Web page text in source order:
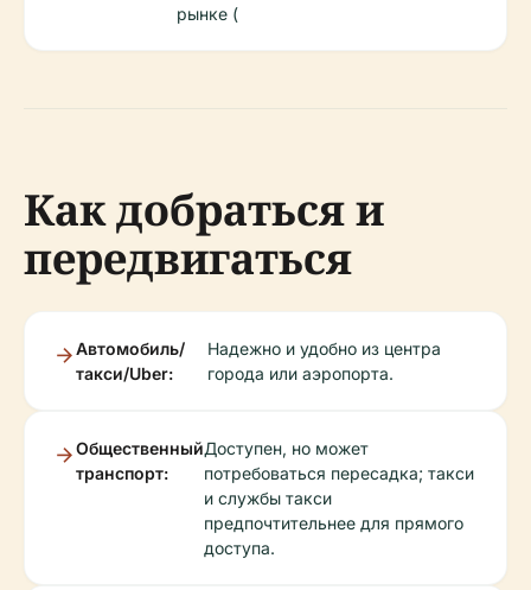
рынке (
Как добраться и
передвигаться
Автомобиль/
такси/Uber:
Надежно и удобно из центра
города или аэропорта.
Общественный
транспорт:
Доступен, но может
потребоваться пересадка; такси
и службы такси
предпочтительнее для прямого
доступа.